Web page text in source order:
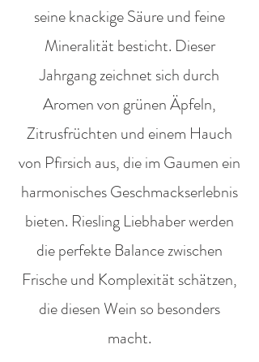
seine knackige Säure und feine
Mineralität besticht. Dieser
Jahrgang zeichnet sich durch
Aromen von grünen Äpfeln,
Zitrusfrüchten und einem Hauch
von Pfirsich aus, die im Gaumen ein
harmonisches Geschmackserlebnis
bieten. Riesling Liebhaber werden
die perfekte Balance zwischen
Frische und Komplexität schätzen,
die diesen Wein so besonders
macht.